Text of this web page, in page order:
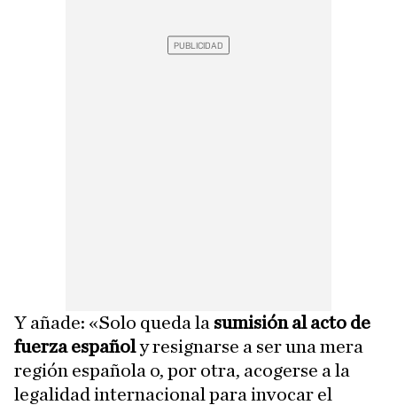
Y añade: «Solo queda la sumisión al acto de
fuerza españoly resignarse a ser una mera
región española o, por otra, acogerse a la
legalidad internacional para invocar el